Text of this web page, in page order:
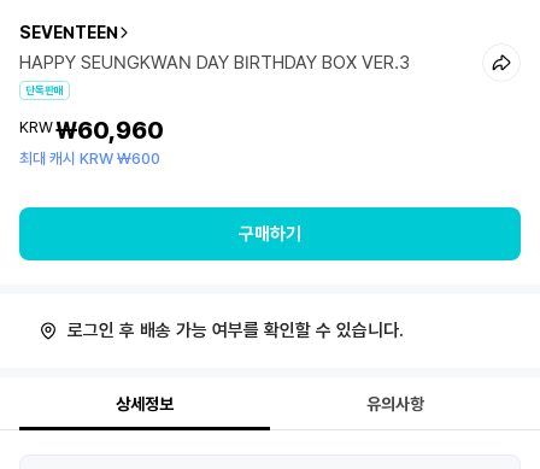
SEVENTEEN
HAPPY SEUNGKWAN DAY BIRTHDAY BOX VER.3
단독판매
KRW₩60,960
최대 캐시 KRW ₩600
구매하기
로그인 후 배송 가능 여부를 확인할 수 있습니다.
상세정보 유의사항